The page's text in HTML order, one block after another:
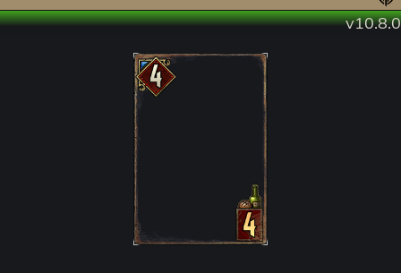
v10.8.0